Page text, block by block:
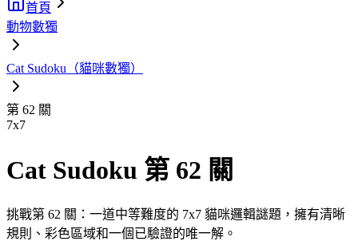
首頁
動物數獨
Cat Sudoku（貓咪數獨）
第 62 關
7x7
Cat Sudoku 第 62 關
挑戰第 62 關：一道中等難度的 7x7 貓咪邏輯謎題，擁有清晰
規則、彩色區域和一個已驗證的唯一解。